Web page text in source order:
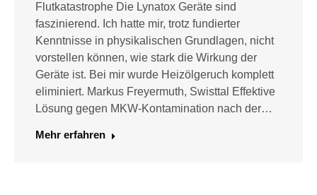
Flutkatastrophe Die Lynatox Geräte sind
faszinierend. Ich hatte mir, trotz fundierter
Kenntnisse in physikalischen Grundlagen, nicht
vorstellen können, wie stark die Wirkung der
Geräte ist. Bei mir wurde Heizölgeruch komplett
eliminiert. Markus Freyermuth, Swisttal Effektive
Lösung gegen MKW-Kontamination nach der…
Mehr erfahren